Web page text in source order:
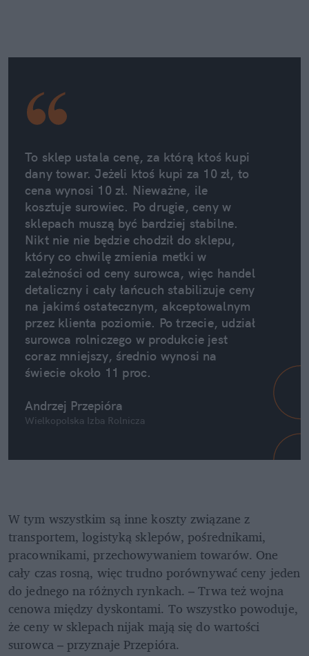
To sklep ustala cenę, za którą ktoś kupi
dany towar. Jeżeli ktoś kupi za 10 zł, to
cena wynosi 10 zł. Nieważne, ile
kosztuje surowiec. Po drugie, ceny w
sklepach muszą być bardziej stabilne.
Nikt nie nie będzie chodził do sklepu,
który co chwilę zmienia metki w
zależności od ceny surowca, więc handel
detaliczny i cały łańcuch stabilizuje ceny
na jakimś ostatecznym, akceptowalnym
przez klienta poziomie. Po trzecie, udział
surowca rolniczego w produkcie jest
coraz mniejszy, średnio wynosi na
świecie około 11 proc.
Andrzej Przepióra
Wielkopolska Izba Rolnicza
W tym wszystkim są inne koszty związane z
transportem, logistyką sklepów, pośrednikami,
pracownikami, przechowywaniem towarów. One
cały czas rosną, więc trudno porównywać ceny jeden
do jednego na różnych rynkach. – Trwa też wojna
cenowa między dyskontami. To wszystko powoduje,
że ceny w sklepach nijak mają się do wartości
surowca – przyznaje Przepióra.